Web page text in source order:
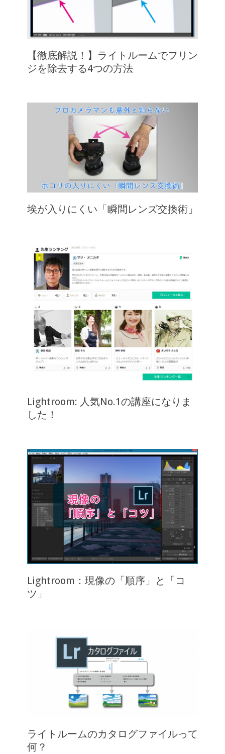
【徹底解説！】ライトルームでフリン
ジを除去する4つの方法
埃が入りにくい「瞬間レンズ交換術」
Lightroom: 人気No.1の講座になりま
した！
Lightroom：現像の「順序」と「コ
ツ」
ライトルームのカタログファイルって
何？